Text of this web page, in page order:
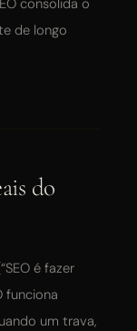
de longo
do
é fazer
funciona
um trava,